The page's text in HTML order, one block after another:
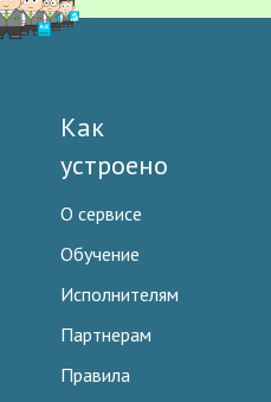
Как
устроено
О сервисе
Обучение
Исполнителям
Партнерам
Правила